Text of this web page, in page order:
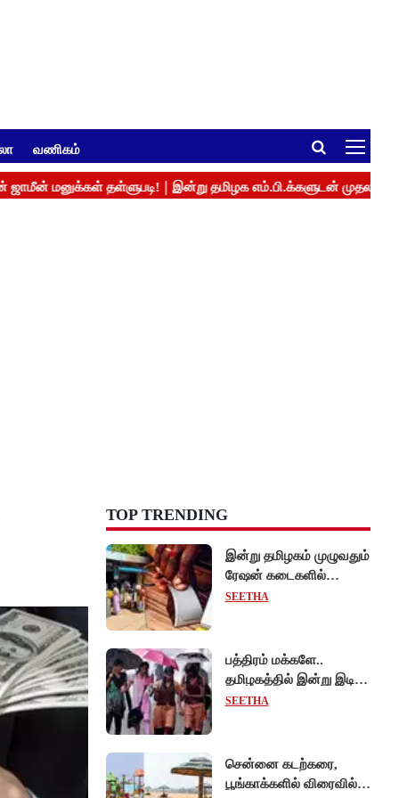
வணிகம்
TOP TRENDING
இன்று தமிழகம் முழுவதும்
ரேஷன் கடைகளில்
கைவிரல் ரேகை பதிவு
SEETHA
பத்திரம் மக்களே..
தமிழகத்தில் இன்று இடி,
மின்னலுடன் மழைக்கு
SEETHA
சென்னை கடற்கரை,
பூங்காக்களில் விரைவில்